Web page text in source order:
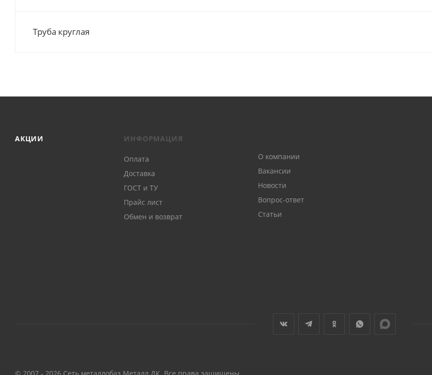
Труба круглая
АКЦИИ ИНФОРМАЦИЯ
Оплата
Доставка
ГОСТ и ТУ
Прайс лист
Обмен и возврат
О компании
Вакансии
Новости
Вопрос-ответ
Статьи